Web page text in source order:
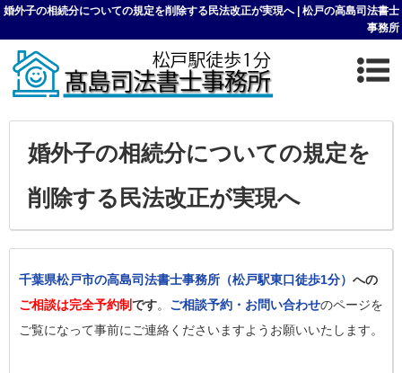
婚外子の相続分についての規定を削除する民法改正が実現へ | 松戸の高島司法書士
事務所
婚外子の相続分についての規定を
削除する民法改正が実現へ
千葉県松戸市の高島司法書士事務所（松戸駅東口徒歩1分） への
ご相談は完全予約制です。 ご相談予約・お問い合わせのページを
ご覧になって事前にご連絡くださいますようお願いいたします。